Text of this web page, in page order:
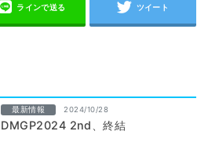
最新情報 2024/10/28
DMGP2024 2nd、終結